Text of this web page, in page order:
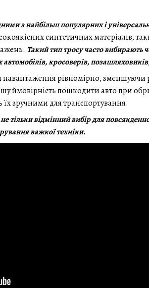
з найбільш популярних і
синтетичних матеріалів,
Такий тип тросу часто вибирають
кросоверів,
навантаження рівномірно,
ймовірність пошкодити авто при
зручними для транспортування.
не тільки відмінний вибір для
важкої техніки.